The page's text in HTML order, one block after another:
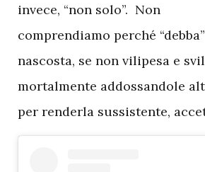
invece, “non solo”. Non
comprendiamo perché
nascosta, se non vilipesa e
mortalmente addossandole
per renderla sussistente,